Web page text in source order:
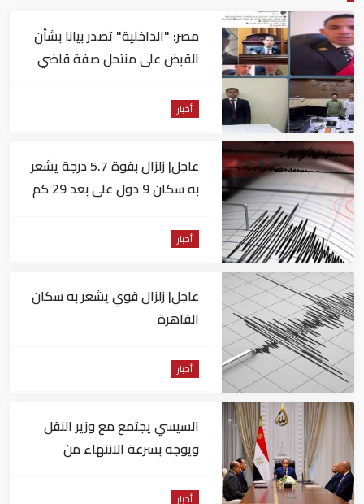
مصر: "الداخلية" تصدر بيانا بشأن
القبض على منتحل صفة قاضي
أخبار
عاجل| زلزال بقوة 5.7 درجة يشعر
به سكان 9 دول على بعد 29 كم
أخبار
عاجل| زلزال قوي يشعر به سكان
القاهرة
أخبار
السيسي يجتمع مع وزير النقل
ويوجه بسرعة الانتهاء من
أخبار